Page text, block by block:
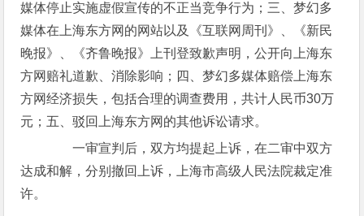
媒体停止实施虚假宣传的不正当竞争行为；三、梦幻多
媒体在上海东方网的网站以及《互联网周刊》、《新民
晚报》、《齐鲁晚报》上刊登致歉声明，公开向上海东
方网赔礼道歉、消除影响；四、梦幻多媒体赔偿上海东
方网经济损失，包括合理的调查费用，共计人民币30万
元；五、驳回上海东方网的其他诉讼请求。
一审宣判后，双方均提起上诉，在二审中双方
达成和解，分别撤回上诉，上海市高级人民法院裁定准
许。